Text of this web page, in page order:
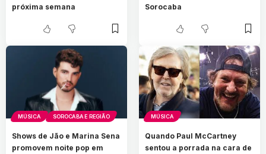
próxima semana Sorocaba
MÚSICA SOROCABA E REGIÃO
Shows de Jão e Marina Sena
promovem noite pop em
MÚSICA
Quando Paul McCartney
sentou a porrada na cara de